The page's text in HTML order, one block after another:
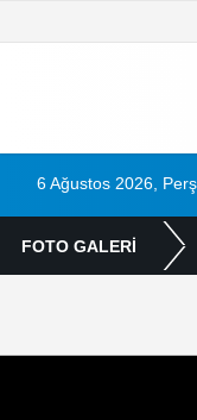
6 Ağustos 2026,
FOTO GALERİ